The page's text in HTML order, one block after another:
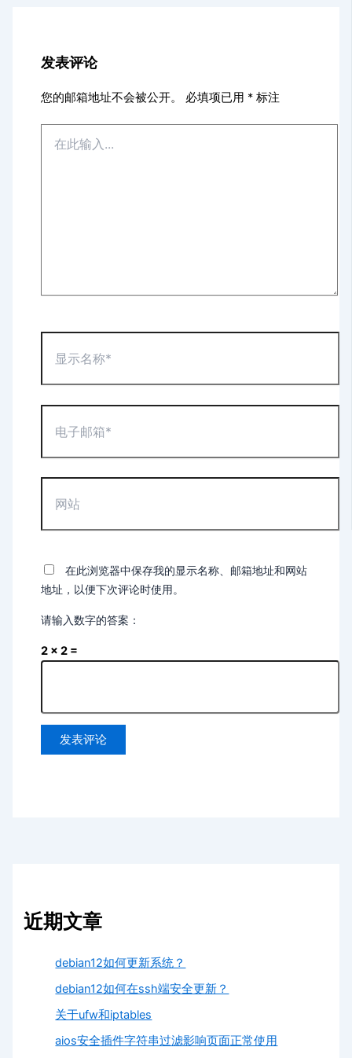
发表评论
您的邮箱地址不会被公开。 必填项已用 * 标注
称
箱
*
在此浏览器中保存我的显示名称、邮箱地址和网站
地址，以便下次评论时使用。
请输入数字的答案：
2 × 2 =
近期文章
debian12如何更新系统？
debian12如何在ssh端安全更新？
关于ufw和iptables
aios安全插件字符串过滤影响页面正常使用